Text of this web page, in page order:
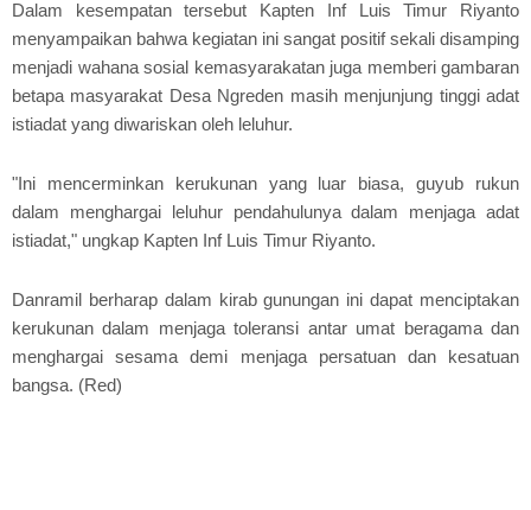
Dalam kesempatan tersebut Kapten Inf Luis Timur Riyanto
menyampaikan bahwa kegiatan ini sangat positif sekali disamping
menjadi wahana sosial kemasyarakatan juga memberi gambaran
betapa masyarakat Desa Ngreden masih menjunjung tinggi adat
istiadat yang diwariskan oleh leluhur.
"Ini mencerminkan kerukunan yang luar biasa, guyub rukun
dalam menghargai leluhur pendahulunya dalam menjaga adat
istiadat," ungkap Kapten Inf Luis Timur Riyanto.
Danramil berharap dalam kirab gunungan ini dapat menciptakan
kerukunan dalam menjaga toleransi antar umat beragama dan
menghargai sesama demi menjaga persatuan dan kesatuan
bangsa. (Red)